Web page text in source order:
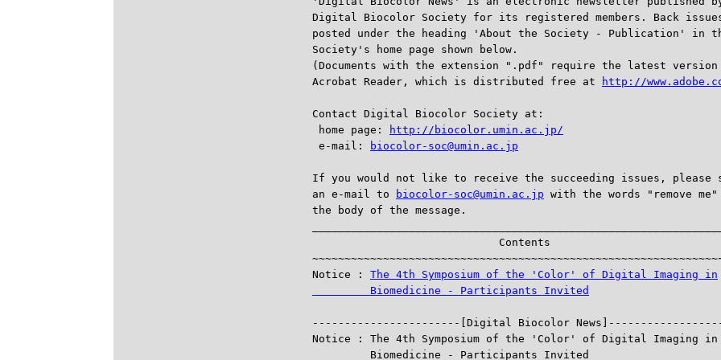
Digital Biocolor Society for its registered members. Back
posted under the heading 'About the Society - Publication' in
Society's home page shown below.
(Documents with the extension ".pdf" require the latest
Acrobat Reader, which is distributed free at
http://
Contact Digital Biocolor Society at:
home page:
http://biocolor.umin.ac.jp/
e-mail:
biocolor-soc@umin.ac.jp
If you would not like to receive the succeeding issues, please
an e-mail to
biocolor-soc@umin.ac.jp with the words "remove
the body of the message.
                             Contents
Notice : The 4th Symposium of the 'Color' of Digital Imaging in
         Biomedicine - Participants Invited
-----------------------[Digital Biocolor
Notice : The 4th Symposium of the 'Color' of Digital Imaging in
         Biomedicine - Participants Invited